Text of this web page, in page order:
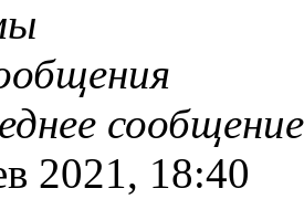
сообщение
2021, 18:40